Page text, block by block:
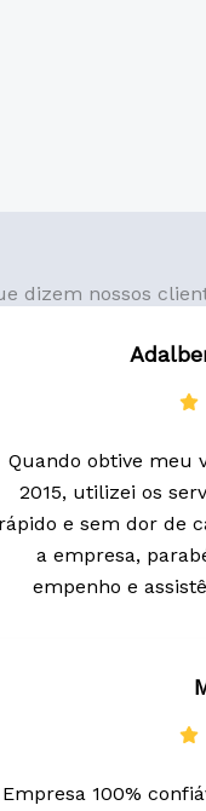
dizem nossos
Quando obtive meu
2015, utilizei os
rápido e sem dor de
a empresa,
empenho e
Empresa 100%